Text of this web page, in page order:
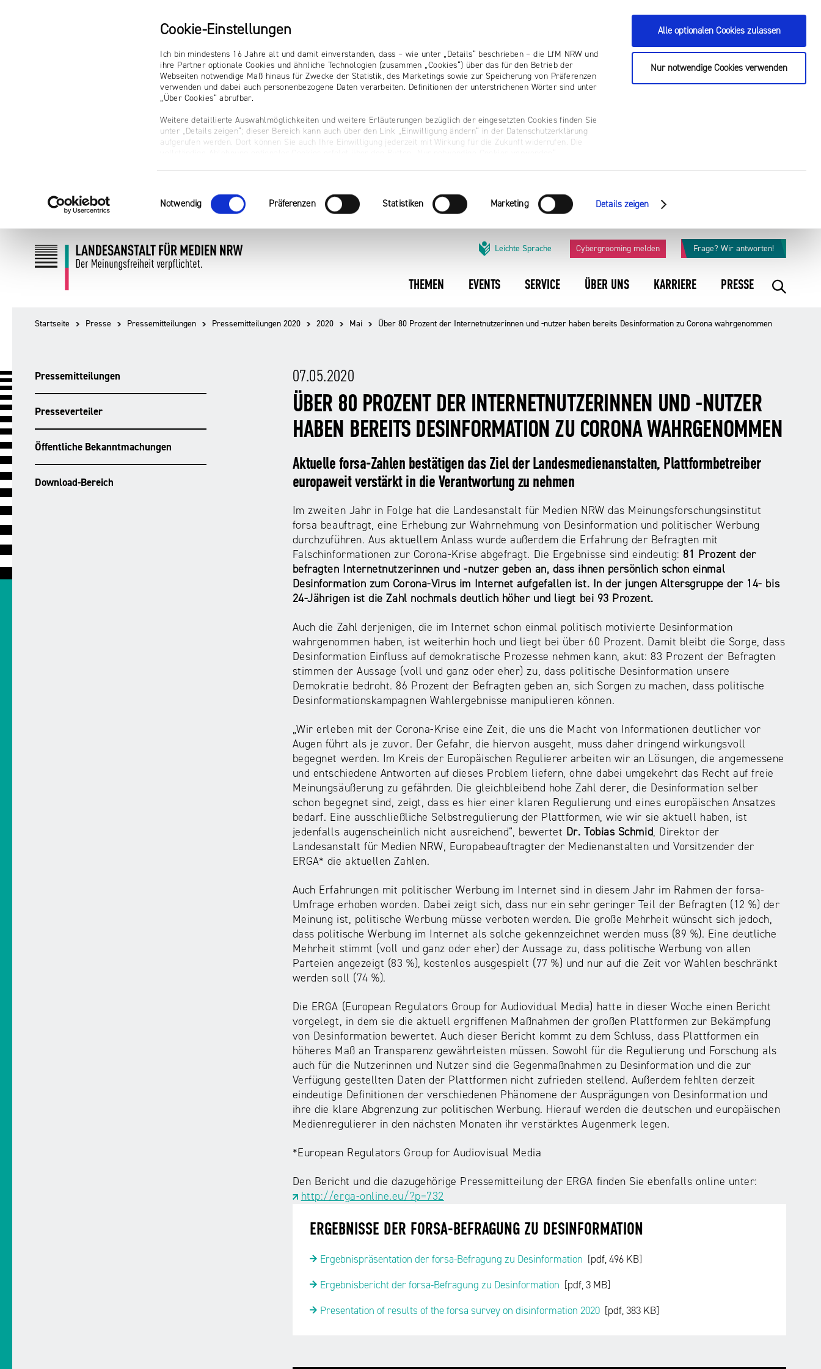
Cookie-Einstellungen
Ich bin mindestens 16 Jahre alt und damit einverstanden, dass – wie unter „Details“ beschrieben – die LfM NRW und
ihre Partner optionale Cookies und ähnliche Technologien (zusammen „Cookies“) über das für den Betrieb der
Webseiten notwendige Maß hinaus für Zwecke der Statistik, des Marketings sowie zur Speicherung von Präferenzen
verwenden und dabei auch personenbezogene Daten verarbeiten. Definitionen der unterstrichenen Wörter sind unter
„Über Cookies“ abrufbar.
Weitere detaillierte Auswahlmöglichkeiten und weitere Erläuterungen bezüglich der eingesetzten Cookies finden Sie
unter „Details zeigen“; dieser Bereich kann auch über den Link „Einwilligung ändern“ in der Datenschutzerklärung
aufgerufen werden. Dort können Sie auch Ihre Einwilligung jederzeit mit Wirkung für die Zukunft widerrufen. Die
Einwilligungsauswahl
Notwendig Präferenzen Statistiken Marketing Details zeigen
Alle optionalen Cookies zulassen
Nur notwendige Cookies verwenden
Inhalt
Navigation
Leichte Sprache Cybergrooming melden Frage? Wir antworten!
THEMEN EVENTS SERVICE ÜBER UNS KARRIERE PRESSE
Startseite Presse Pressemitteilungen Pressemitteilungen 2020 2020 Mai Über 80 Prozent der Internetnutzerinnen und -nutzer haben bereits Desinformation zu Corona wahrgenommen
Pressemitteilungen
Presseverteiler
Öffentliche Bekanntmachungen
Download-Bereich
07.05.2020
ÜBER 80 PROZENT DER INTERNETNUTZERINNEN UND -NUTZER
HABEN BEREITS DESINFORMATION ZU CORONA WAHRGENOMMEN
Aktuelle forsa-Zahlen bestätigen das Ziel der Landesmedienanstalten, Plattformbetreiber
europaweit verstärkt in die Verantwortung zu nehmen
Im zweiten Jahr in Folge hat die Landesanstalt für Medien NRW das Meinungsforschungsinstitut
forsa beauftragt, eine Erhebung zur Wahrnehmung von Desinformation und politischer Werbung
durchzuführen. Aus aktuellem Anlass wurde außerdem die Erfahrung der Befragten mit
Falschinformationen zur Corona-Krise abgefragt. Die Ergebnisse sind eindeutig: 81 Prozent der
befragten Internetnutzerinnen und -nutzer geben an, dass ihnen persönlich schon einmal
Desinformation zum Corona-Virus im Internet aufgefallen ist. In der jungen Altersgruppe der 14- bis
24-Jährigen ist die Zahl nochmals deutlich höher und liegt bei 93 Prozent.
Auch die Zahl derjenigen, die im Internet schon einmal politisch motivierte Desinformation
wahrgenommen haben, ist weiterhin hoch und liegt bei über 60 Prozent. Damit bleibt die Sorge, dass
Desinformation Einfluss auf demokratische Prozesse nehmen kann, akut: 83 Prozent der Befragten
stimmen der Aussage (voll und ganz oder eher) zu, dass politische Desinformation unsere
Demokratie bedroht. 86 Prozent der Befragten geben an, sich Sorgen zu machen, dass politische
Desinformationskampagnen Wahlergebnisse manipulieren können.
„Wir erleben mit der Corona-Krise eine Zeit, die uns die Macht von Informationen deutlicher vor
Augen führt als je zuvor. Der Gefahr, die hiervon ausgeht, muss daher dringend wirkungsvoll
begegnet werden. Im Kreis der Europäischen Regulierer arbeiten wir an Lösungen, die angemessene
und entschiedene Antworten auf dieses Problem liefern, ohne dabei umgekehrt das Recht auf freie
Meinungsäußerung zu gefährden. Die gleichbleibend hohe Zahl derer, die Desinformation selber
schon begegnet sind, zeigt, dass es hier einer klaren Regulierung und eines europäischen Ansatzes
bedarf. Eine ausschließliche Selbstregulierung der Plattformen, wie wir sie aktuell haben, ist
jedenfalls augenscheinlich nicht ausreichend“, bewertet Dr. Tobias Schmid, Direktor der
Landesanstalt für Medien NRW, Europabeauftragter der Medienanstalten und Vorsitzender der
ERGA* die aktuellen Zahlen.
Auch Erfahrungen mit politischer Werbung im Internet sind in diesem Jahr im Rahmen der forsa-
Umfrage erhoben worden. Dabei zeigt sich, dass nur ein sehr geringer Teil der Befragten (12 %) der
Meinung ist, politische Werbung müsse verboten werden. Die große Mehrheit wünscht sich jedoch,
dass politische Werbung im Internet als solche gekennzeichnet werden muss (89 %). Eine deutliche
Mehrheit stimmt (voll und ganz oder eher) der Aussage zu, dass politische Werbung von allen
Parteien angezeigt (83 %), kostenlos ausgespielt (77 %) und nur auf die Zeit vor Wahlen beschränkt
werden soll (74 %).
Die ERGA (European Regulators Group for Audiovidual Media) hatte in dieser Woche einen Bericht
vorgelegt, in dem sie die aktuell ergriffenen Maßnahmen der großen Plattformen zur Bekämpfung
von Desinformation bewertet. Auch dieser Bericht kommt zu dem Schluss, dass Plattformen ein
höheres Maß an Transparenz gewährleisten müssen. Sowohl für die Regulierung und Forschung als
auch für die Nutzerinnen und Nutzer sind die Gegenmaßnahmen zu Desinformation und die zur
Verfügung gestellten Daten der Plattformen nicht zufrieden stellend. Außerdem fehlten derzeit
eindeutige Definitionen der verschiedenen Phänomene der Ausprägungen von Desinformation und
ihre die klare Abgrenzung zur politischen Werbung. Hierauf werden die deutschen und europäischen
Medienregulierer in den nächsten Monaten ihr verstärktes Augenmerk legen.
*European Regulators Group for Audiovisual Media
Den Bericht und die dazugehörige Pressemitteilung der ERGA finden Sie ebenfalls online unter:
http://erga-online.eu/?p=732
ERGEBNISSE DER FORSA-BEFRAGUNG ZU DESINFORMATION
Ergebnispräsentation der forsa-Befragung zu Desinformation [pdf, 496 KB]
Ergebnisbericht der forsa-Befragung zu Desinformation [pdf, 3 MB]
Presentation of results of the forsa survey on disinformation 2020 [pdf, 383 KB]